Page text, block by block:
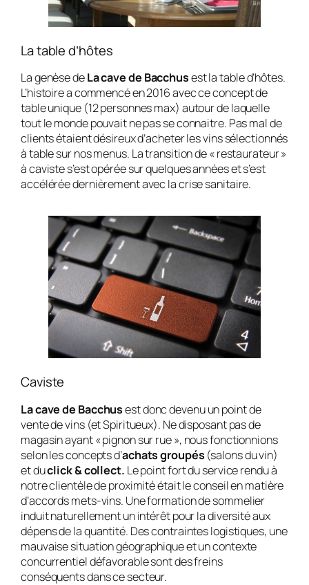
La table d’hôtes
La genèse deLa cave de Bacchusest la table d’hôtes.
L’histoire a commencé en 2016 avec ce concept de
table unique (12 personnes max) autour de laquelle
tout le monde pouvait ne pas se connaitre. Pas mal de
clients étaient désireux d’acheter les vins sélectionnés
à table sur nos menus. La transition de « restaurateur »
à caviste s’est opérée sur quelques années et s’est
accélérée dernièrement avec la crise sanitaire.
Caviste
La cave de Bacchusest donc devenu un point de
vente de vins (et Spiritueux). Ne disposant pas de
magasin ayant « pignon sur rue », nous fonctionnions
selon les concepts d’achats groupés (salons du vin)
et duclick & collect. Le point fort du service rendu à
notre clientèle de proximité était le conseil en matière
d’accords mets-vins. Une formation de sommelier
induit naturellement un intérêt pour la diversité aux
dépens de la quantité. Des contraintes logistiques, une
mauvaise situation géographique et un contexte
concurrentiel défavorable sont des freins
conséquents dans ce secteur.